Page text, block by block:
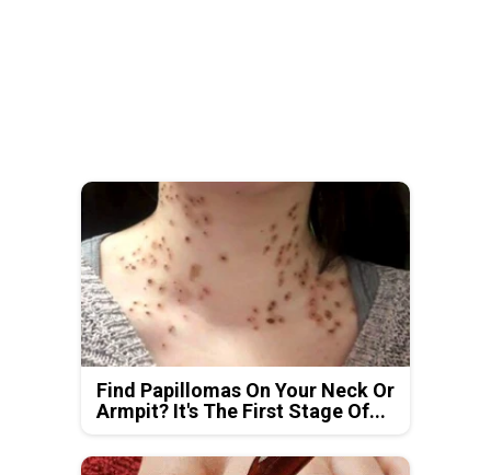
Find Papillomas On Your Neck Or
Armpit? It's The First Stage Of...